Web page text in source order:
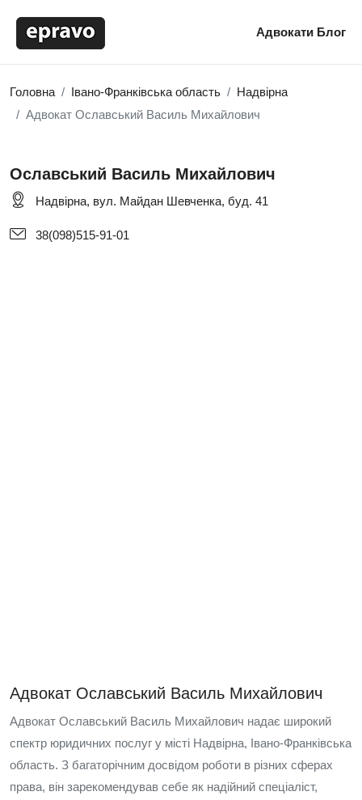
Адвокати Блог
Головна Івано-Франківська область
Надвірна
Адвокат Ославський Василь Михайлович
Ославський Василь Михайлович
Надвірна, вул. Майдан Шевченка, буд. 41
38(098)515-91-01
Адвокат Ославський Василь Михайлович
Адвокат Ославський Василь Михайлович надає широкий
спектр юридичних послуг у місті Надвірна, Івано-Франківська
область. З багаторічним досвідом роботи в різних сферах
права, він зарекомендував себе як надійний спеціаліст,